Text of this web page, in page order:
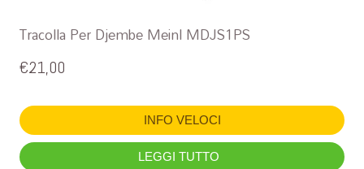
Tracolla Per Djembe Meinl MDJS1PS
€21,00
INFO VELOCI
LEGGI TUTTO